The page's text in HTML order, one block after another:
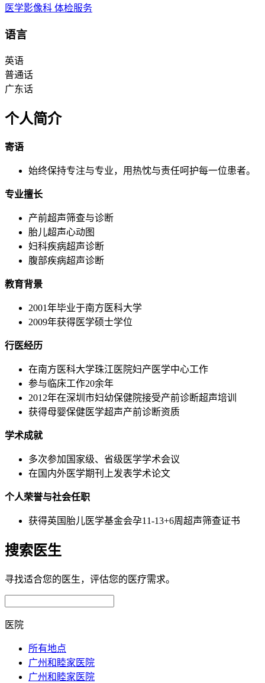
医学影像科 体检服务
语言
英语
普通话
广东话
个人简介
寄语
始终保持专注与专业，用热忱与责任呵护每一位患者。
专业擅长
产前超声筛查与诊断
胎儿超声心动图
妇科疾病超声诊断
腹部疾病超声诊断
教育背景
2001年毕业于南方医科大学
2009年获得医学硕士学位
行医经历
在南方医科大学珠江医院妇产医学中心工作
参与临床工作20余年
2012年在深圳市妇幼保健院接受产前诊断超声培训
获得母婴保健医学超声产前诊断资质
学术成就
多次参加国家级、省级医学学术会议
在国内外医学期刊上发表学术论文
个人荣誉与社会任职
获得英国胎儿医学基金会孕11-13+6周超声筛查证书
搜索医生
寻找适合您的医生，评估您的医疗需求。
医院
所有地点
广州和睦家医院
广州和睦家医院